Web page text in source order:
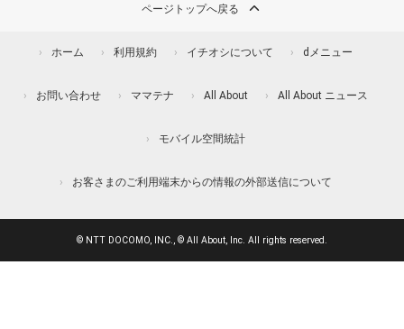
ページトップへ戻る
ホーム 利用規約 イチオシについて dメニュー
お問い合わせ ママテナ All About All About ニュース
モバイル空間統計
お客さまのご利用端末からの情報の外部送信について
© NTT DOCOMO, INC., © All About, Inc. All rights reserved.